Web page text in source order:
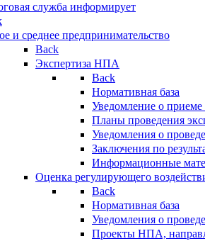
служба информирует
и среднее предпринимательство
Back
Экспертиза НПА
Back
Нормативная база
Уведомление о
Планы проведения
Уведомления о
Заключения по
Информационные
Оценка регулирующего
Back
Нормативная база
Уведомления о
Проекты НПА,